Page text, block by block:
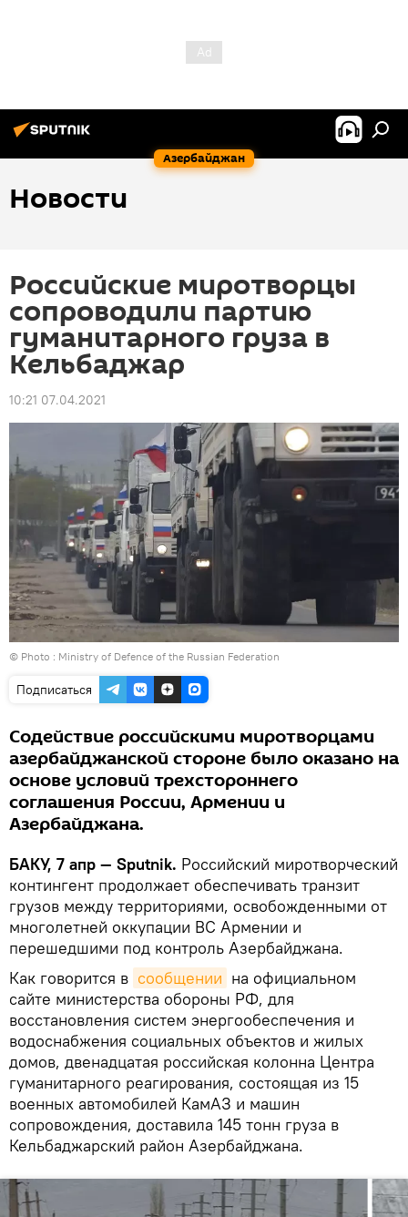
Азербайджан
Новости
Российские миротворцы
сопроводили партию
гуманитарного груза в
Кельбаджар
10:21 07.04.2021
© Photo : Ministry of Defence of the Russian Federation
Подписаться
Содействие российскими миротворцами
азербайджанской стороне было оказано на
основе условий трехстороннего
соглашения России, Армении и
Азербайджана.
БАКУ, 7 апр — Sputnik. Российский миротворческий
контингент продолжает обеспечивать транзит
грузов между территориями, освобожденными от
многолетней оккупации ВС Армении и
перешедшими под контроль Азербайджана.
Как говорится в сообщении на официальном
сайте министерства обороны РФ, для
восстановления систем энергообеспечения и
водоснабжения социальных объектов и жилых
домов, двенадцатая российская колонна Центра
гуманитарного реагирования, состоящая из 15
военных автомобилей КамАЗ и машин
сопровождения, доставила 145 тонн груза в
Кельбаджарский район Азербайджана.